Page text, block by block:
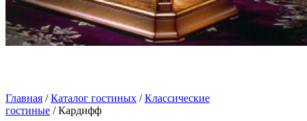
Главная /Каталог гостиных /Классические
гостиные / Кардифф